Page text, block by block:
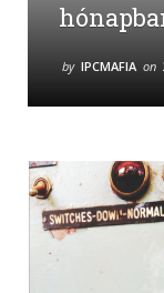
by IPCMAFIA on